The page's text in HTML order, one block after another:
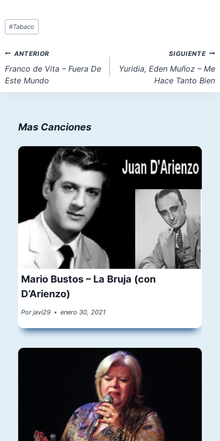
Etiquetas
de
entrada:
#Tabaco
Navegación
de
entradas
ANTERIOR
Franco de Vita – Fuera De
Este Mundo
SIGUIENTE
Yuridia, Eden Muñoz – Me
Hace Tanto Bien
Mas Canciones
Mario Bustos – La Bruja (con
D’Arienzo)
Por javi29 enero 30, 2021